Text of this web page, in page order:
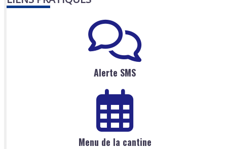
Alerte SMS
Menu de la cantine